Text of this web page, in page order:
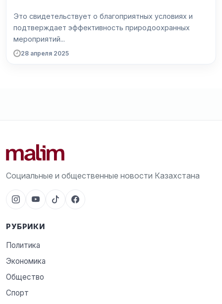
Это свидетельствует о благоприятных условиях и
подтверждает эффективность природоохранных
мероприятий...
28 апреля 2025
Социальные и общественные новости Казахстана
РУБРИКИ
Политика
Экономика
Общество
Спорт